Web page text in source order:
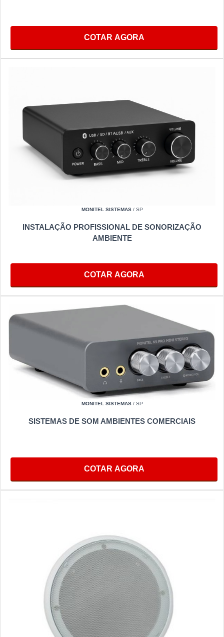
COTAR AGORA
MONITEL SISTEMAS/ SP
INSTALAÇÃO PROFISSIONAL DE SONORIZAÇÃO
AMBIENTE
COTAR AGORA
MONITEL SISTEMAS/ SP
SISTEMAS DE SOM AMBIENTES COMERCIAIS
COTAR AGORA